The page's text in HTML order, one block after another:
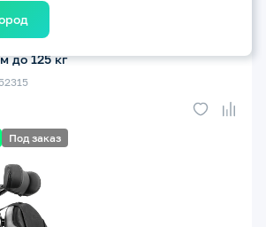
Под заказ
до 125 кг